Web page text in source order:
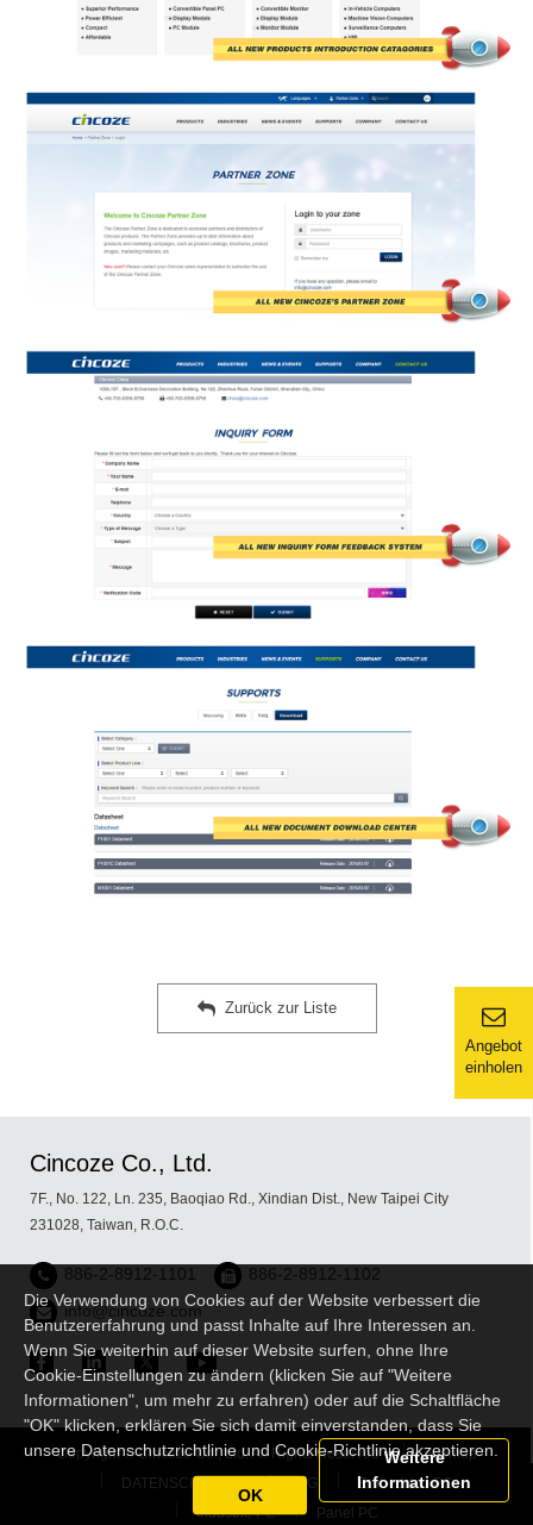
Die Verwendung von Cookies auf der Website verbessert die
Benutzererfahrung und passt Inhalte auf Ihre Interessen an.
Wenn Sie weiterhin auf dieser Website surfen, ohne Ihre
Cookie-Einstellungen zu ändern (klicken Sie auf "Weitere
Informationen", um mehr zu erfahren) oder auf die Schaltfläche
"OK" klicken, erklären Sie sich damit einverstanden, dass Sie
unsere Datenschutzrichtlinie und Cookie-Richtlinie akzeptieren.
Weitere
Informationen
OK
Angebot
einholen
Zurück zur Liste
Cincoze Co., Ltd.
7F., No. 122, Ln. 235, Baoqiao Rd., Xindian Dist., New Taipei City
231028, Taiwan, R.O.C.
886-2-8912-1101
886-2-8912-1102
info@cincoze.com
Copyright © Cincoze Co., Ltd. All Rights Reserved.
Sitemap
DATENSCHUTZERKLÄRUNG
Embedded PC
Industrie PC
Panel PC